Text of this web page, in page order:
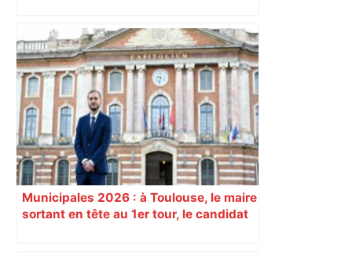
Après la fusion avec la liste PS
Toulouse, le candidat LFI salue "une
dynamique qui nous oblige à la
responsabilité" – Franceinfo
Municipales 2026 : à Toulouse, le maire
sortant en tête au 1er tour, le candidat